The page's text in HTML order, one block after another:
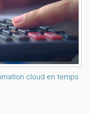
cloud en temps